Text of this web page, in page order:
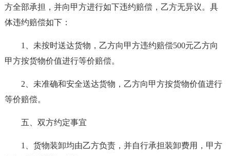
方全部承担，并向甲方进行如下违约赔偿，乙方无异议。具
体违约赔偿如下：
1、未按时送达货物，乙方向甲方违约赔偿500元乙方向
甲方按货物价值进行等价赔偿。
2、未准确和安全送达货物，乙方向甲方按货物价值进行
等价赔偿。
五、双方约定事宜
1、货物装卸均由乙方负责，并自行承担装卸费用，甲方